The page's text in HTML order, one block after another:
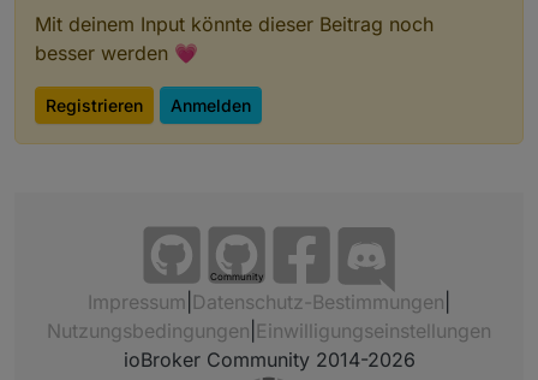
Mit deinem Input könnte dieser Beitrag noch
besser werden 💗
Registrieren Anmelden
Community
Impressum Datenschutz-Bestimmungen
Nutzungsbedingungen Einwilligungseinstellungen
ioBroker Community 2014-2026